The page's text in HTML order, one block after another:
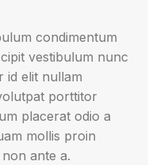
condimentum
vestibulum nunc
id elit nullam
porttitor
placerat odio a
mollis proin
ante a.